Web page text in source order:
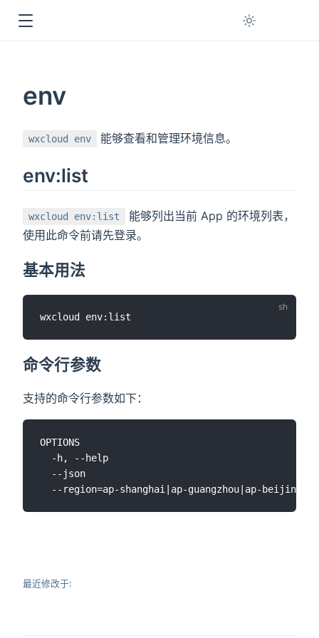
env
wxcloud env 能够查看和管理环境信息。
env:list
wxcloud env:list
能够列出当前 App 的环境列表，
使用此命令前请先登录。
基本用法
命令行参数
支持的命令行参数如下：
OPTIONS
-h, --help
--json
最近修改于: